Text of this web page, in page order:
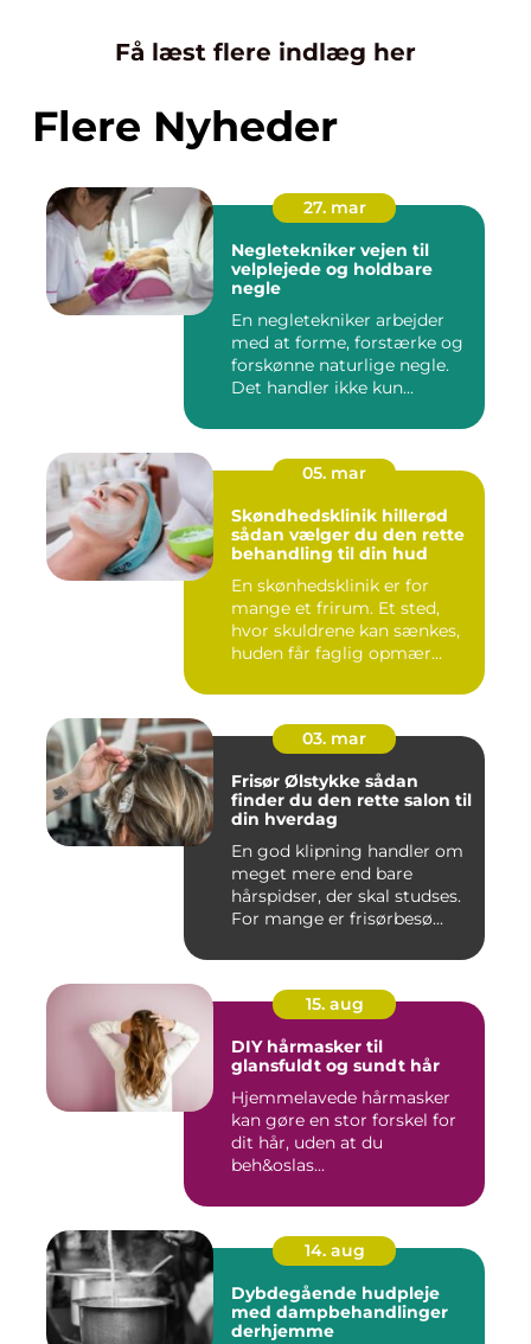
Få læst flere indlæg her
Flere Nyheder
27. mar
Negletekniker vejen til
velplejede og holdbare
negle
En negletekniker arbejder
med at forme, forstærke og
forskønne naturlige negle.
Det handler ikke kun...
05. mar
Skøndhedsklinik hillerød
sådan vælger du den rette
behandling til din hud
En skønhedsklinik er for
mange et frirum. Et sted,
hvor skuldrene kan sænkes,
huden får faglig opmær...
03. mar
Frisør Ølstykke sådan
finder du den rette salon til
din hverdag
En god klipning handler om
meget mere end bare
hårspidser, der skal studses.
For mange er frisørbesø...
15. aug
DIY hårmasker til
glansfuldt og sundt hår
Hjemmelavede hårmasker
kan gøre en stor forskel for
dit hår, uden at du
beh&oslas...
14. aug
Dybdegående hudpleje
med dampbehandlinger
derhjemme